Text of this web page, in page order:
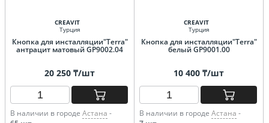
CREAVIT
Турция
Кнопка для инсталляции"Terra"
антрацит матовый GP9002.04
20 250 ₸/шт
В наличии в городе Астана -
CREAVIT
Турция
Кнопка для инсталляции"Terra"
белый GP9001.00
10 400 ₸/шт
В наличии в городе Астана -